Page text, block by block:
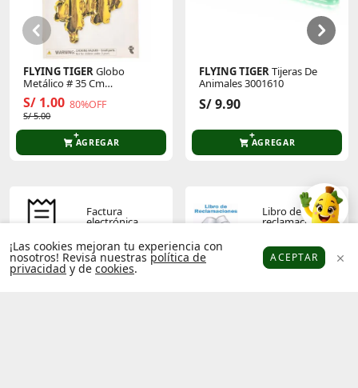
FLYING TIGERGlobo
Metálico # 35 Cm
P/Cumpleaños 3005873
S/ 1.00 80%OFF
S/ 5.00
AGREGAR
FLYING TIGERTijeras De
Animales 3001610
S/ 9.90
AGREGAR
Factura
electrónica
Libro de
reclamaciones
Platanitos Favoritos
¡Las cookies mejoran tu experiencia con
nosotros! Revisa nuestras política de
privacidad y de cookies.
ACEPTAR